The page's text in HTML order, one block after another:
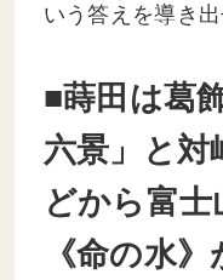
いう答えを導き
■蒔田は葛
六景」と対
どから富士
《命の水